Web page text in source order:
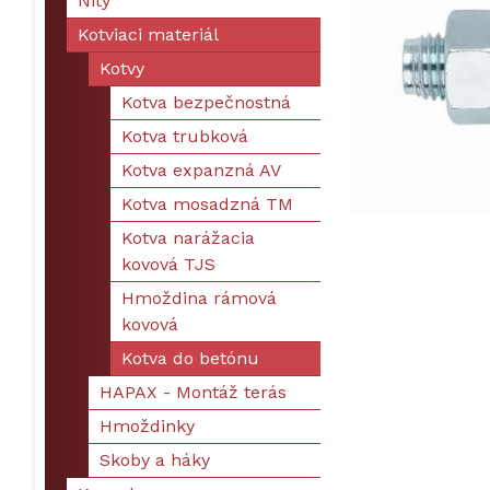
Kotviaci materiál
Kotvy
Kotva bezpečnostná
Kotva trubková
Kotva expanzná AV
Kotva mosadzná TM
Kotva narážacia
kovová TJS
Hmoždina rámová
kovová
Kotva do betónu
HAPAX - Montáž terás
Hmoždinky
Skoby a háky